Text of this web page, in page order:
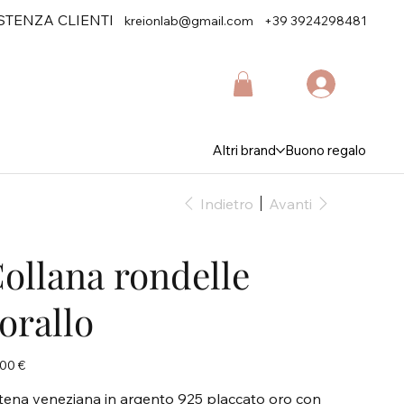
CLIENTI kreionlab@gmail.com +39 3924298481
Altri brand Buono regalo
Indietro Avanti
rondelle
€
veneziana in argento 925 placcato oro con